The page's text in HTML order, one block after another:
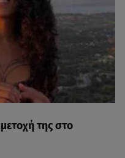
της στο